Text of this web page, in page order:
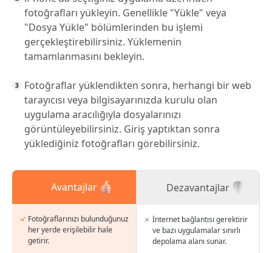
fotoğrafları yükleyin. Genellikle "Yükle" veya
"Dosya Yükle" bölümlerinden bu işlemi
gerçekleştirebilirsiniz. Yüklemenin
tamamlanmasını bekleyin.
Fotoğraflar yüklendikten sonra, herhangi bir web
tarayıcısı veya bilgisayarınızda kurulu olan
uygulama aracılığıyla dosyalarınızı
görüntüleyebilirsiniz. Giriş yaptıktan sonra
yüklediğiniz fotoğrafları görebilirsiniz.
Avantajlar
Fotoğraflarınızı bulunduğunuz
her yerde erişilebilir hale
getirir.
Dezavantajlar
İnternet bağlantısı gerektirir
ve bazı uygulamalar sınırlı
depolama alanı sunar.